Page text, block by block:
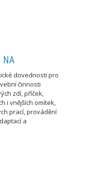
NA
dovednosti pro
činnosti
zdí, příček,
i vnějších omítek,
prací, provádění
a